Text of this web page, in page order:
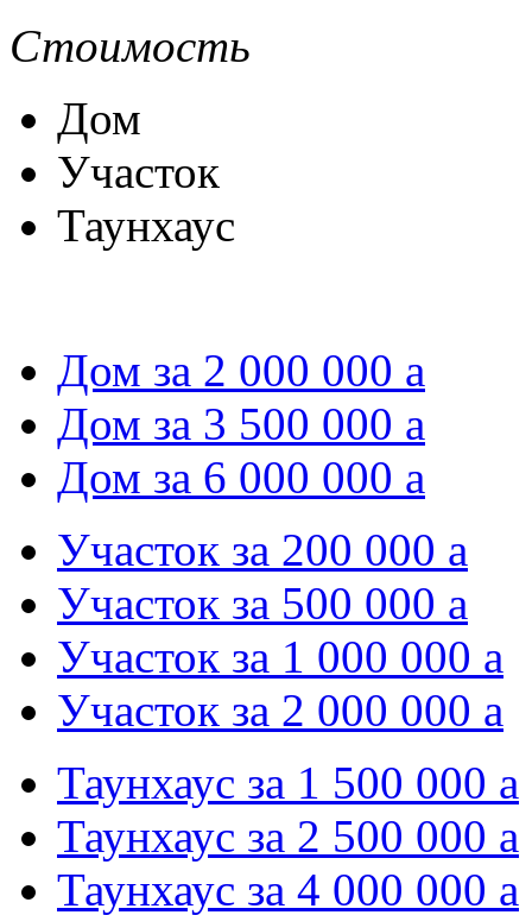
Стоимость
Дом
Участок
Таунхаус
Дом за 2 000 000 a
Дом за 3 500 000 a
Дом за 6 000 000 a
Участок за 200 000 a
Участок за 500 000 a
Участок за 1 000 000 a
Участок за 2 000 000 a
Таунхаус за 1 500 000 a
Таунхаус за 2 500 000 a
Таунхаус за 4 000 000 a